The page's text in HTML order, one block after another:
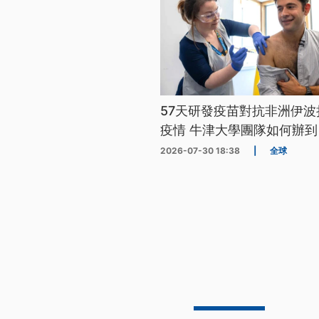
57天研發疫苗對抗非洲伊
疫情 牛津大學團隊如何辦
2026-07-30 18:38 全球